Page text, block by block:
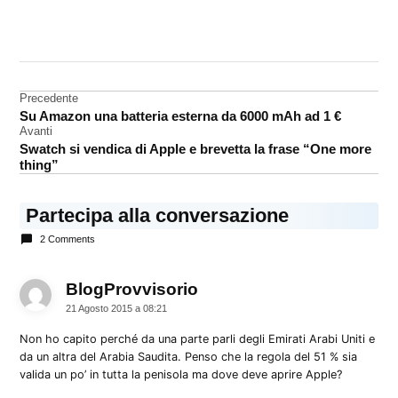
Arabia
Saudita
Navigazione
articoli
Precedente
Su Amazon una batteria esterna da 6000 mAh ad 1 €
Avanti
Swatch si vendica di Apple e brevetta la frase “One more
thing”
Partecipa alla conversazione
2 Comments
BlogProvvisorio
21 Agosto 2015 a 08:21
Non ho capito perché da una parte parli degli Emirati Arabi Uniti e
da un altra del Arabia Saudita. Penso che la regola del 51 % sia
valida un po’ in tutta la penisola ma dove deve aprire Apple?